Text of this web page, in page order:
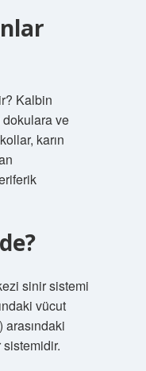
Kalbin
dokulara ve
karın
sinir sistemi
vücut
sistemidir.